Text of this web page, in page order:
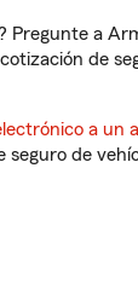
Pregunte a
de
a un
de